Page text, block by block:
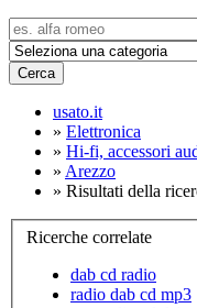
Cerca
usato.it
» Elettronica
» Hi-fi, accessori
» Arezzo
» Risultati della
Ricerche correlate
dab cd radio
radio dab cd mp3